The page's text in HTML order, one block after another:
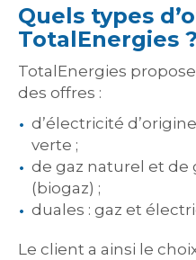
Quels types
TotalEnergies ?
TotalEnergies
des offres :
d’électricité
verte ;
de gaz naturel et de
(biogaz) ;
duales : gaz et
Le client a ainsi le